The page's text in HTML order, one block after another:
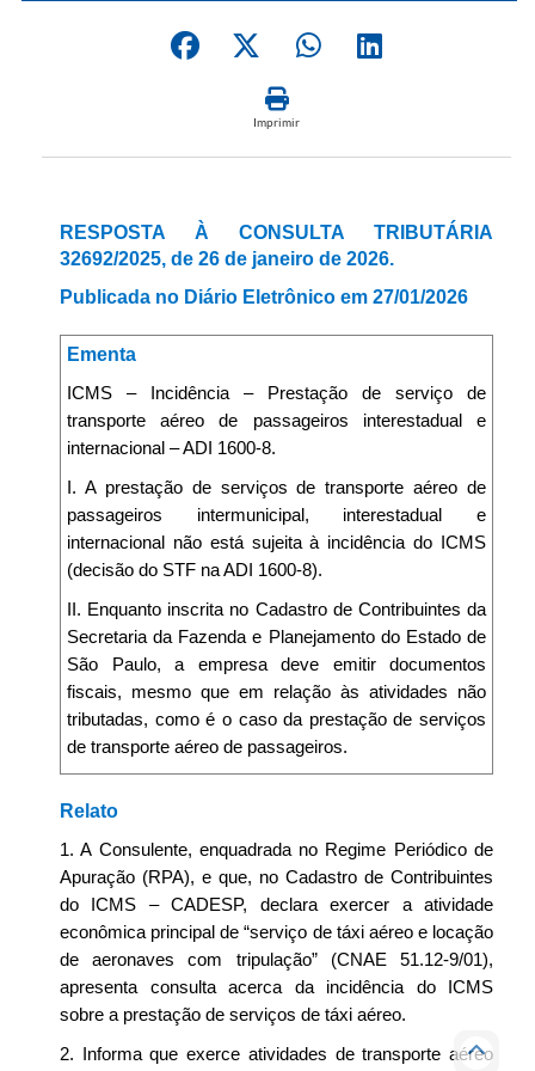
Imprimir
RESPOSTA À CONSULTA TRIBUTÁRIA
32692/2025, de 26 de janeiro de 2026.
Publicada no Diário Eletrônico em 27/01/2026
Ementa
ICMS – Incidência – Prestação de serviço de
transporte aéreo de passageiros interestadual e
internacional – ADI 1600-8.
I. A prestação de serviços de transporte aéreo de
passageiros intermunicipal, interestadual e
internacional não está sujeita à incidência do ICMS
(decisão do STF na ADI 1600-8).
II. Enquanto inscrita no Cadastro de Contribuintes da
Secretaria da Fazenda e Planejamento do Estado de
São Paulo, a empresa deve emitir documentos
fiscais, mesmo que em relação às atividades não
tributadas, como é o caso da prestação de serviços
de transporte aéreo de passageiros.
Relato
1. A Consulente, enquadrada no Regime Periódico de
Apuração (RPA), e que, no Cadastro de Contribuintes
do ICMS – CADESP, declara exercer a atividade
econômica principal de “serviço de táxi aéreo e locação
de aeronaves com tripulação” (CNAE 51.12-9/01),
apresenta consulta acerca da incidência do ICMS
sobre a prestação de serviços de táxi aéreo.
2. Informa que exerce atividades de transporte aéreo